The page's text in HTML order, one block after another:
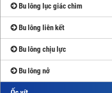
Bu lông lục giác chìm
Bu lông liên kết
Bu lông chịu lực
Bu lông nở